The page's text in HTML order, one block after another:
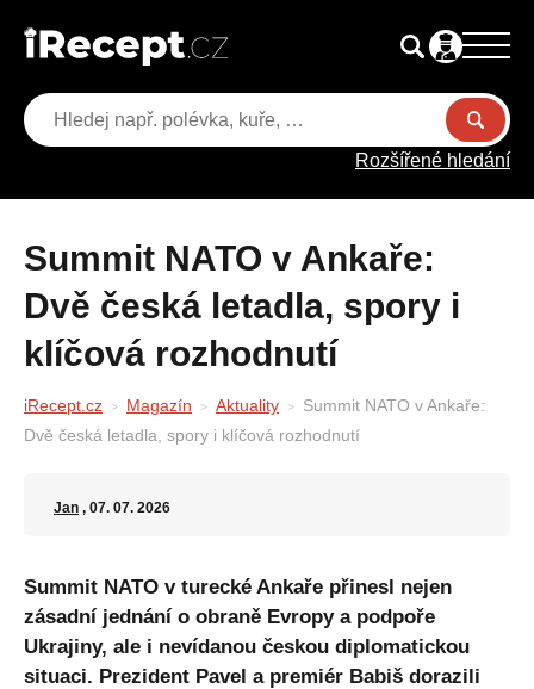
Rozšířené hledání
Summit NATO v Ankaře:
Dvě česká letadla, spory i
klíčová rozhodnutí
iRecept.cz Magazín Aktuality
Summit NATO v Ankaře:
Dvě česká letadla, spory i klíčová rozhodnutí
Jan , 07. 07. 2026
Summit NATO v turecké Ankaře přinesl nejen
zásadní jednání o obraně Evropy a podpoře
Ukrajiny, ale i nevídanou českou diplomatickou
situaci. Prezident Pavel a premiér Babiš dorazili